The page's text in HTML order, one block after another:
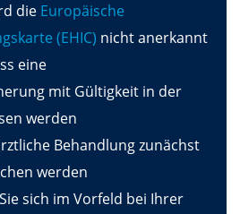
die Europäische
(EHIC) nicht anerkannt
eine
mit Gültigkeit in der
werden
Behandlung zunächst
werden
sich im Vorfeld bei Ihrer